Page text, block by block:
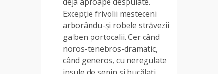
Excepție frivolii mesteceni
arborându-și robele străvezii
galben portocalii. Cer când
noros-tenebros-dramatic,
când generos, cu neregulate